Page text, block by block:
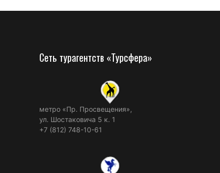
Сеть турагентств «Турсфера»
метро «Пр. Просвещения»,
ул. Шостаковича 5 к. 1
+7 (812) 748-10-61